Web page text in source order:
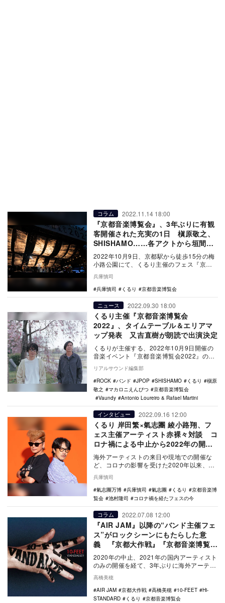
コラム 2022.11.14 18:00
『京都音楽博覧会』、3年ぶりに有観
客開催された充実の1日 槇原敬之、
SHISHAMO……各アクトから垣間見
えた“くるりの特別さ”
2022年10月9日、京都駅から徒歩15分の梅
小路公園にて、くるり主催のフェス『京都
兵庫慎司
兵庫慎司
くるり 京都音楽博覧会
ニュース 2022.09.30 18:00
くるり主催『京都音楽博覧会
2022』、タイムテーブル＆エリアマ
ップ発表 又吉直樹が朗読で出演決定
くるりが主催する、2022年10月9日開催の
音楽イベント『京都音楽博覧会2022』のタ
イムテーブルとエリアマップが公開され
た。 …
リアルサウンド編集部
ROCK
バンド JPOP SHISHAMO くるり
槇原
敬之
マカロニえんぴつ
京都音楽博覧会
Vaundy
Antonio Loureiro & Rafael Martini
インタビュー 2022.09.16 12:00
くるり 岸田繁×氣志團 綾小路翔、フ
ェス主催アーティスト赤裸々対談 コ
ロナ禍による中止から2022年の開催
まで
海外アーティストの来日や現地での開催な
ど、コロナの影響を受けた2020年以来、最
リアル…
兵庫慎司
氣志團万博
兵庫慎司 氣志團 くるり
京都音楽博
覧会
池村隆司 コロナ禍を経たフェスの今
コラム 2022.07.08 12:00
『AIR JAM』以降の“バンド主催フェ
ス”がロックシーンにもたらした意
義 『京都大作戦』『京都音楽博覧
会』を中心に考察
2020年の中止、2021年の国内アーティスト
のみの開催を経て、3年ぶりに海外アーティ
ストを招聘する『FUJI ROCK FES…
高橋美穂
AIR JAM
京都大作戦 高橋美穂 10-FEET
Hi-
STANDARD
くるり 京都音楽博覧会